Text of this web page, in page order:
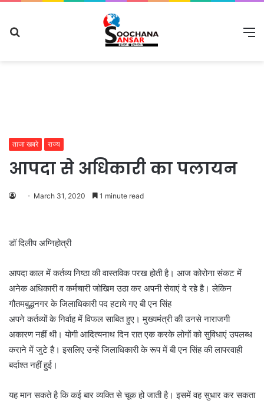
ताजा खबरे राज्य
आपदा से अधिकारी का पलायन
March 31, 2020 1 minute read
डॉ दिलीप अग्निहोत्री
आपदा काल में कर्तव्य निष्ठा की वास्तविक परख होती है। आज कोरोना संकट में
अनेक अधिकारी व कर्मचारी जोखिम उठा कर अपनी सेवाएं दे रहे है। लेकिन
गौतमबुद्धनगर के जिलाधिकारी पद हटाये गए बी एन सिंह
अपने कर्तव्यों के निर्वाह में विफल साबित हुए। मुख्यमंत्री की उनसे नाराजगी
अकारण नहीं थी। योगी आदित्यनाथ दिन रात एक करके लोगों को सुविधाएं उपलब्ध
कराने में जुटे है। इसलिए उन्हें जिलाधिकारी के रूप में बी एन सिंह की लापरवाही
बर्दाश्त नहीं हुई।
यह मान सकते है कि कई बार व्यक्ति से चूक हो जाती है। इसमें वह सुधार कर सकता